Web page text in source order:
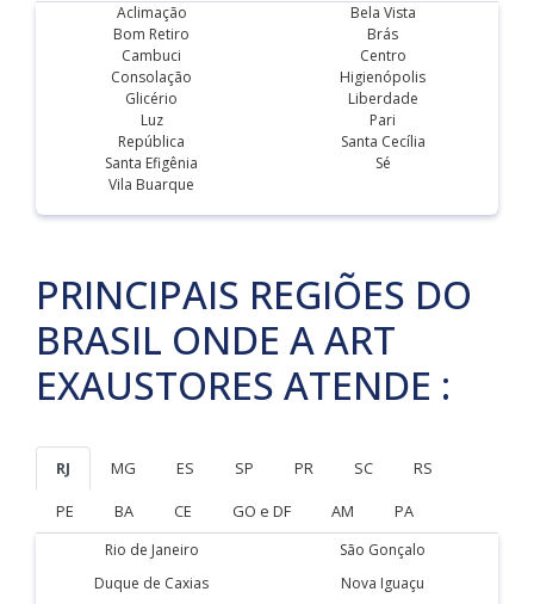
Aclimação
Bela Vista
Bom Retiro
Brás
Cambuci
Centro
Consolação
Higienópolis
Glicério
Liberdade
Luz
Pari
República
Santa Cecília
Santa Efigênia
Sé
Vila Buarque
PRINCIPAIS REGIÕES DO
BRASIL ONDE A ART
EXAUSTORES ATENDE :
RJ MG ES SP PR SC
RS
PE
BA CE GO e DF AM PA
Rio de Janeiro
São Gonçalo
Duque de Caxias
Nova Iguaçu